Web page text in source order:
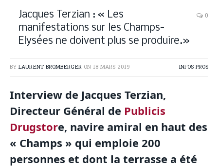
Jacques Terzian : « Les
manifestations sur les Champs-
Elysées ne doivent plus se produire.»
0
BY LAURENT BROMBERGER ON 18 MARS 2019 INFOS PROS
Interview de Jacques Terzian,
Directeur Général de Publicis
Drugstore, navire amiral en haut des
« Champs » qui emploie 200
personnes et dont la terrasse a été